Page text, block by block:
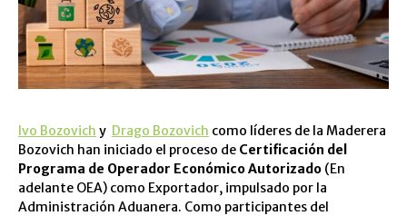
Ivo Bozovich y Drago Bozovich como líderes de la Maderera
Bozovich han iniciado el proceso de Certificación del
Programa de Operador Económico Autorizado (En
adelante OEA) como Exportador, impulsado por la
Administración Aduanera. Como participantes del